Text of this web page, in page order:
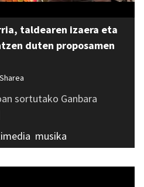
taldearen izaera eta
duten proposamen
sortutako Ganbara
musika